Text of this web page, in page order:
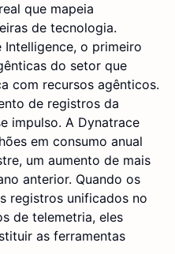
que mapeia
de tecnologia.
o primeiro
do setor que
com recursos agênticos.
de registros da
impulso. A Dynatrace
em consumo anual
um aumento de mais
anterior. Quando os
registros unificados no
de telemetria, eles
as ferramentas